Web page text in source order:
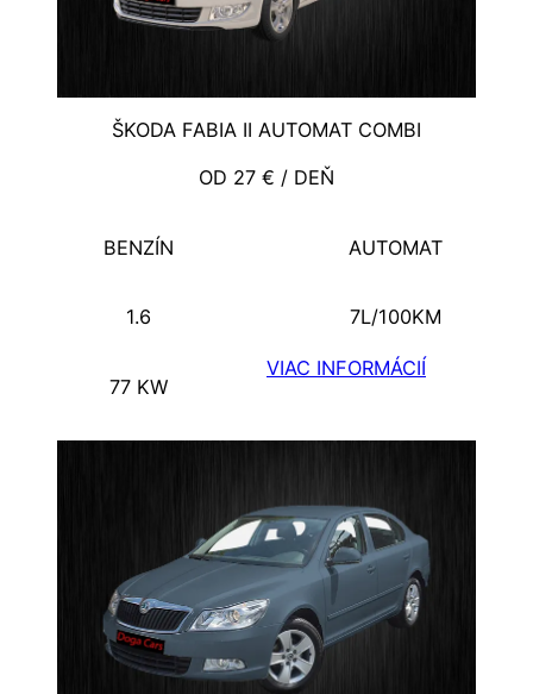
ŠKODA FABIA II AUTOMAT COMBI
OD 27 € / DEŇ
BENZÍN AUTOMAT
1.6 7L/100KM
77 KW
VIAC INFORMÁCIÍ